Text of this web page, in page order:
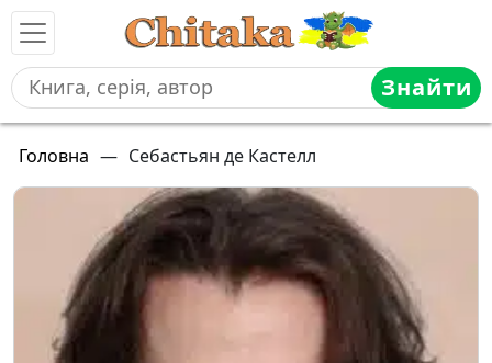
Знайти
Головна — Себастьян де Кастелл